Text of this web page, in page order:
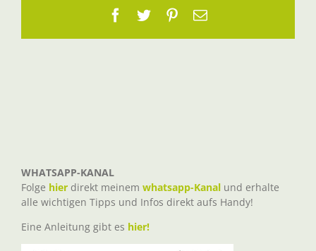
Facebook
TwitterPinterest
E-
WHATSAPP-KANAL
Folge hier direkt meinem whatsapp-Kanal und erhalte
alle wichtigen Tipps und Infos direkt aufs Handy!
Eine Anleitung gibt es hier!